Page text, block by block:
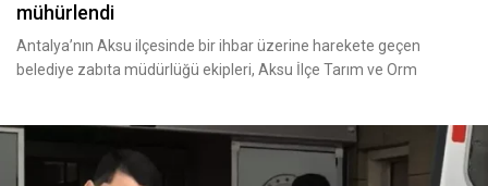
mühürlendi
Antalya’nın Aksu ilçesinde bir ihbar üzerine harekete geçen
belediye zabıta müdürlüğü ekipleri, Aksu İlçe Tarım ve Orm